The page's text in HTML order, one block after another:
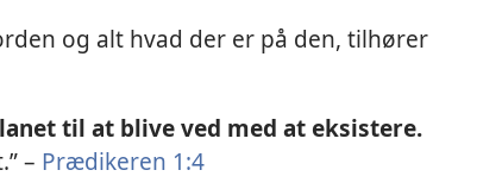
og alt hvad der er på den, tilhører
til at blive ved med at eksistere.
– Prædikeren 1:4